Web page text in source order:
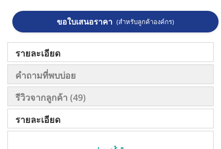
ขอใบเสนอราคา (สำหรับลูกค้าองค์กร)
รายละเอียด
คำถามที่พบบ่อย
รีวิวจากลูกค้า 49
รายละเอียด